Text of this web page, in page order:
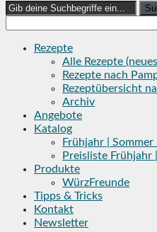
Search
for:
Rezepte
Alle Rezepte
Rezepte nach
Rezeptübersicht
Archiv
Angebote
Katalog
Frühjahr | Sommer
Preisliste Frühjahr
Produkte
WürzFreunde
Tipps & Tricks
Kontakt
Newsletter